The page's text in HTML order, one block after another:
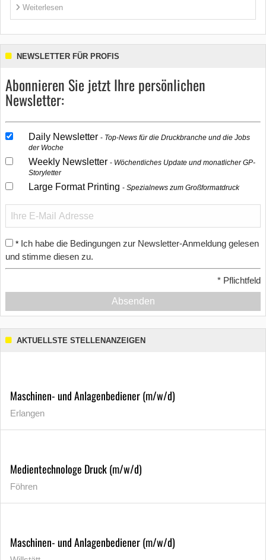
Weiterlesen
NEWSLETTER FÜR PROFIS
Abonnieren Sie jetzt Ihre persönlichen
Newsletter:
Daily Newsletter
Top-News für die Druckbranche und die Jobs
der Woche
Weekly Newsletter
Wöchentliches Update und monatlicher GP-
Storyletter
Large Format Printing Spezialnews zum Großformatdruck
* Ich habe die Bedingungen zur Newsletter-Anmeldung gelesen
und stimme diesen zu.
* Pflichtfeld
Absenden
AKTUELLSTE STELLENANZEIGEN
Maschinen- und Anlagenbediener (m/w/d)
Erlangen
Medientechnologe Druck (m/w/d)
Föhren
Maschinen- und Anlagenbediener (m/w/d)